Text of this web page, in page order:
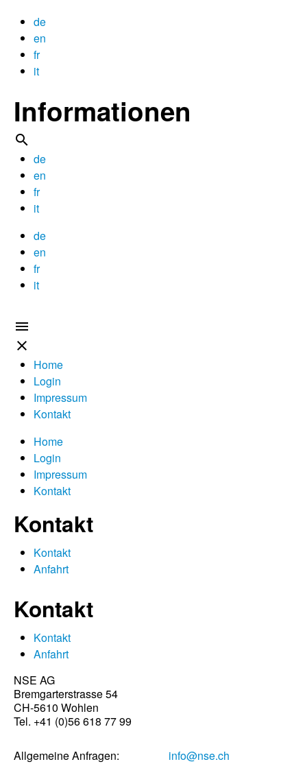
de
en
fr
it
Informationen

de
en
fr
it
de
en
fr
it


Home
Login
Impressum
Kontakt
Home
Login
Impressum
Kontakt
Kontakt
Kontakt
Anfahrt
Kontakt
Kontakt
Anfahrt
NSE AG
Bremgarterstrasse 54
CH-5610 Wohlen
Tel. +41 (0)56 618 77 99
Allgemeine Anfragen: info@nse.ch